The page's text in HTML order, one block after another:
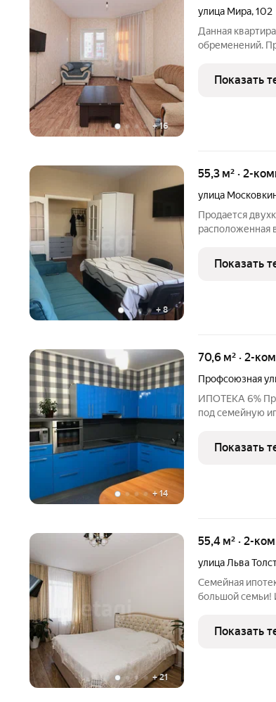
+16
улица Мира,102
Данная
обременений.
кoмфоpтной
Показать
+8
55,3 м² · 2-
улица
Продается
расположенная
комнатами,
хорошую
Показать
+14
70,6 м² · 2-
Профсоюзная
ИПОТЕКА 6%
под семейную
На полу
более
Показать
+21
55,4 м² · 2-
улица Льва
Семейная
большой семьи!
двухкомнатная
не потревожит
Показать